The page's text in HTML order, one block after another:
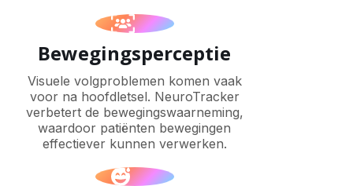
Bewegingsperceptie
Visuele volgproblemen komen vaak
voor na hoofdletsel. NeuroTracker
verbetert de bewegingswaarneming,
waardoor patiënten bewegingen
effectiever kunnen verwerken.